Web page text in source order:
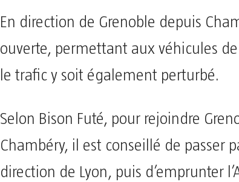
En direction de Grenoble depuis
ouverte, permettant aux véhicules
le trafic y soit également perturbé.
Selon Bison Futé, pour rejoindre
Chambéry, il est conseillé de passer
direction de Lyon, puis d’emprunter